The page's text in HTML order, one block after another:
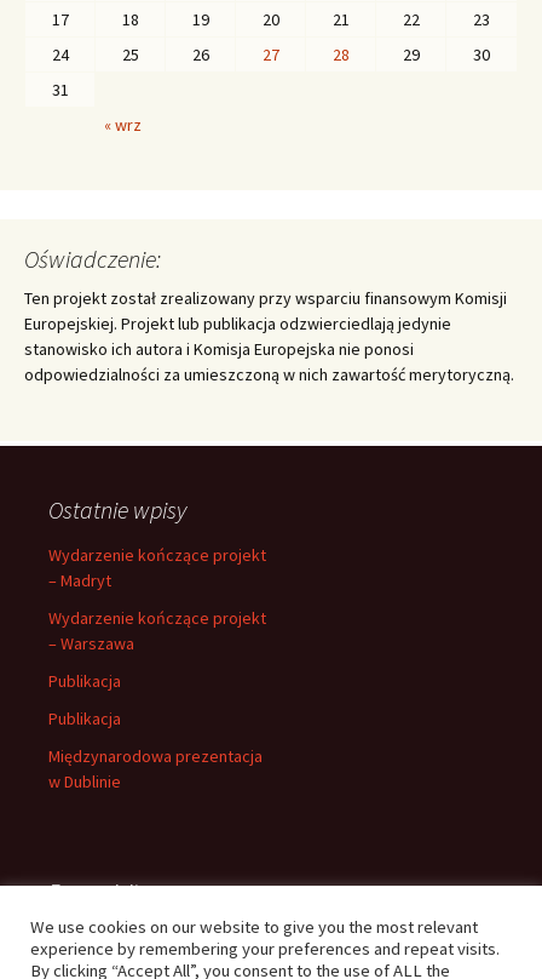
17
18 19 20 21 22
23
24
25 26 27 28 29
30
31
« wrz
Oświadczenie:
Ten projekt został zrealizowany przy wsparciu finansowym Komisji
Europejskiej. Projekt lub publikacja odzwierciedlają jedynie
stanowisko ich autora i Komisja Europejska nie ponosi
odpowiedzialności za umieszczoną w nich zawartość merytoryczną.
Ostatnie wpisy
Wydarzenie kończące projekt
– Madryt
Wydarzenie kończące projekt
– Warszawa
Publikacja
Publikacja
Międzynarodowa prezentacja
w Dublinie
Page visits
23151
We use cookies on our website to give you the most relevant
experience by remembering your preferences and repeat visits.
By clicking “Accept All”, you consent to the use of ALL the